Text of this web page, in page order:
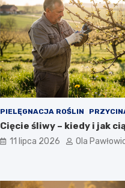
PIELĘGNACJA ROŚLIN
Cięcie śliwy – kiedy i jak
11 lipca 2026 Ola